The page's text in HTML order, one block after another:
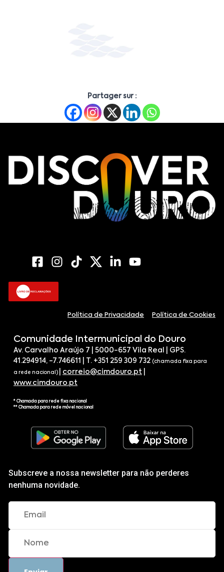
Partager sur :
Política de Privacidade Política de Cookies
Comunidade Intermunicipal do Douro
Av. Carvalho Araújo 7 | 5000-657 Vila Real | GPS.
41.294914, -7.746611 | T. +351 259 309 732 (chamada fixa para
a rede nacional) correio@cimdouro.pt
www.cimdouro.pt
* Chamada para rede fixa nacional
** Chamada para rede móvel nacional
Subscreve a nossa newsletter para não perderes
nenhuma novidade.